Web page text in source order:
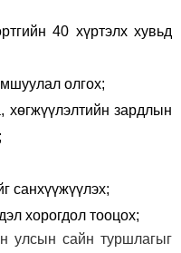
40 хүртэлх хувьд
олгох;
хөгжүүлэлтийн зардлын
санхүүжүүлэх;
хорогдол тооцох;
улсын сайн туршлагыг